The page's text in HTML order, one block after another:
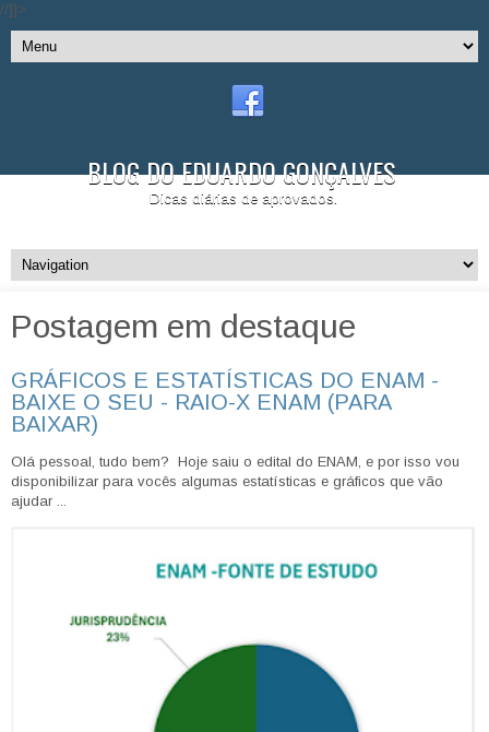
//]]>
BLOG DO EDUARDO GONÇALVES
Dicas diárias de aprovados.
Postagem em destaque
GRÁFICOS E ESTATÍSTICAS DO ENAM -
BAIXE O SEU - RAIO-X ENAM (PARA
BAIXAR)
Olá pessoal, tudo bem? Hoje saiu o edital do ENAM, e por isso vou
disponibilizar para vocês algumas estatísticas e gráficos que vão
ajudar ...